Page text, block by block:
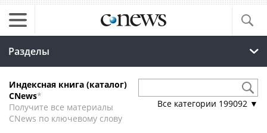
Разделы
Индексная книга (каталог)
CNews*
Получите все материалы
CNews по ключевому слову
Все категории 199092 ▼